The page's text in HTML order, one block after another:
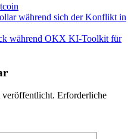
während sich der Konflikt in
während OKX KI-Toolkit für
Erforderliche